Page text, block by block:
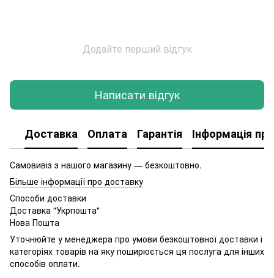
Додайте перший відгук
Написати відгук
Доставка Оплата Гарантія Інформація
Самовивіз з нашого магазину — безкоштовно.
Більше інформації про доставку
Способи доставки
Доставка "Укрпошта"
Нова Пошта
Уточнюйте у менеджера про умови безкоштовної доставки і
категоріях товарів на яку поширюється ця послуга для інших
способів оплати.